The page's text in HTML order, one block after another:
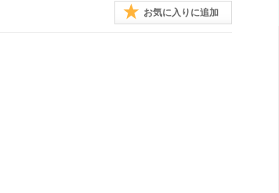
お気に入りに追加